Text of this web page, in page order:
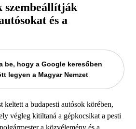
szembeállítják
és a
be, hogy a Google keresőben
legyen a Magyar Nemzet
keltett a budapesti autósok körében,
végleg kitiltaná a gépkocsikat a pesti
a közvélemény és a